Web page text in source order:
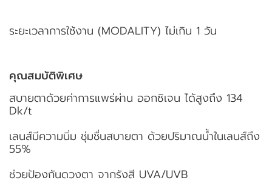
ระยะเวลาการใช้งาน (MODALITY) ไม่เกิน 1 วัน
คุณสมบัติพิเศษ
สบายตาด้วยค่าการแพร่ผ่าน ออกซิเจน ได้สูงถึง 134
Dk/t
เลนส์มีความนิ่ม ชุ่มชื่นสบายตา ด้วยปริมาณน้ำในเลนส์ถึง
55%
ช่วยป้องกันดวงตา จากรังสี UVA/UVB